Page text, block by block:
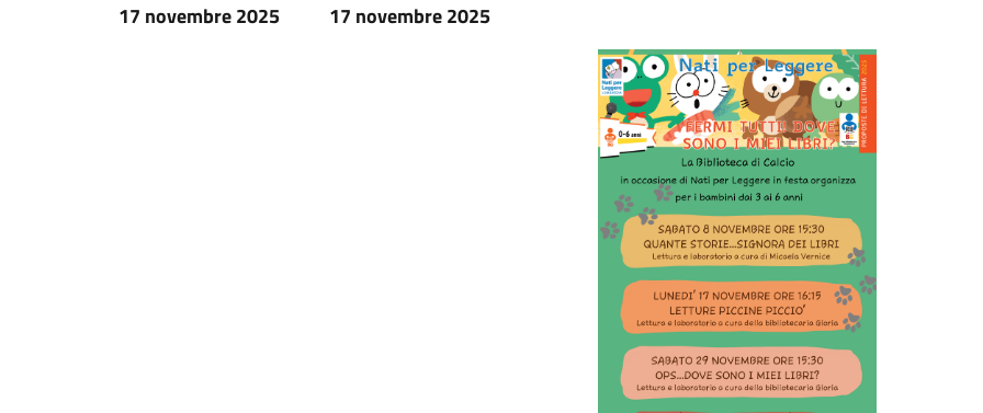
17 novembre 2025
17 novembre 2025